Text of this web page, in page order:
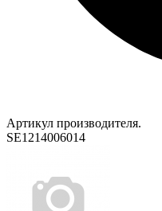
Артикул производителя.
SE1214006014